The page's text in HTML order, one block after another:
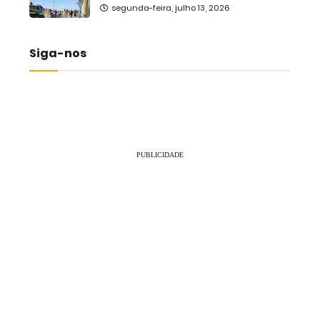
segunda-feira, julho 13, 2026
Siga-nos
PUBLICIDADE